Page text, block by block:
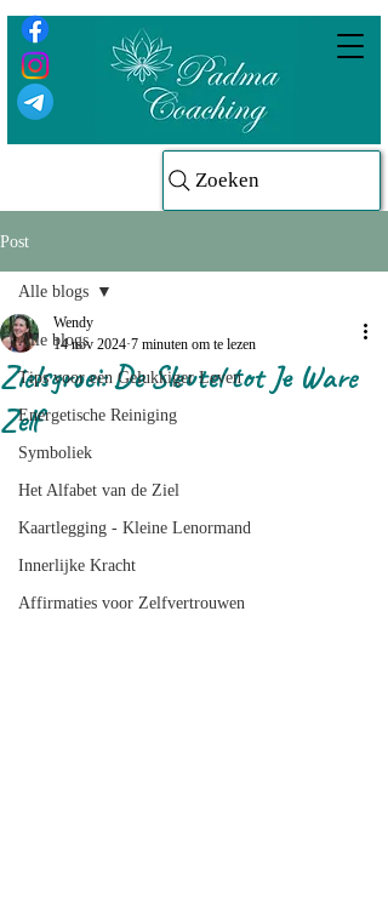
Zoeken
Post
Alle blogs
Tips voor een Gelukkiger Leven
Energetische Reiniging
Symboliek
Het Alfabet van de Ziel
Kaartlegging - Kleine Lenormand
Innerlijke Kracht
Affirmaties voor Zelfvertrouwen
Alle blogs
Zielsgroei: De Sleutel tot Je Ware
Zelf
Wendy
14 nov 2024 7 minuten om te lezen